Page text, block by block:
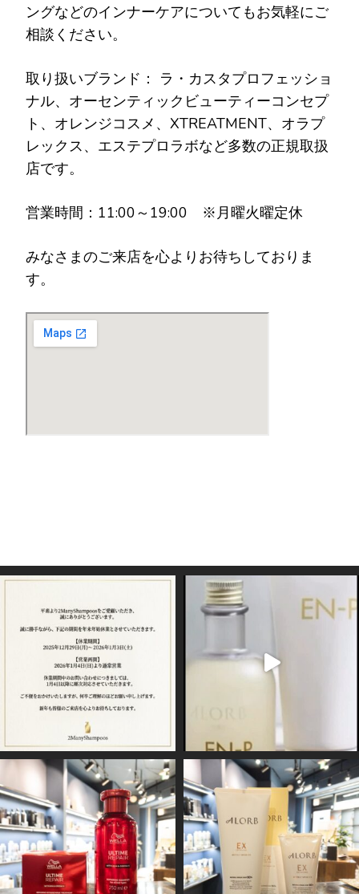
ングなどのインナーケアについてもお気軽にご
相談ください。
取り扱いブランド： ラ・カスタプロフェッショ
ナル、オーセンティックビューティーコンセプ
ト、オレンジコスメ、XTREATMENT、オラプ
レックス、エステプロラボなど多数の正規取扱
店です。
営業時間：11:00～19:00 ※月曜火曜定休
みなさまのご来店を心よりお待ちしておりま
す。